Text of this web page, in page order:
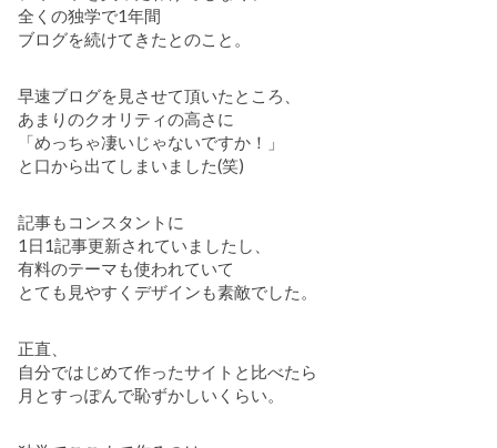
全くの独学で1年間
ブログを続けてきたとのこと。
早速ブログを見させて頂いたところ、
あまりのクオリティの高さに
「めっちゃ凄いじゃないですか！」
と口から出てしまいました(笑)
記事もコンスタントに
1日1記事更新されていましたし、
有料のテーマも使われていて
とても見やすくデザインも素敵でした。
正直、
自分ではじめて作ったサイトと比べたら
月とすっぽんで恥ずかしいくらい。